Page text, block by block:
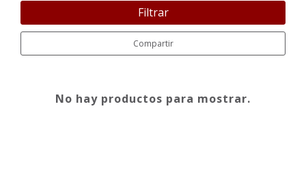
Filtrar
Compartir
No hay productos para mostrar.